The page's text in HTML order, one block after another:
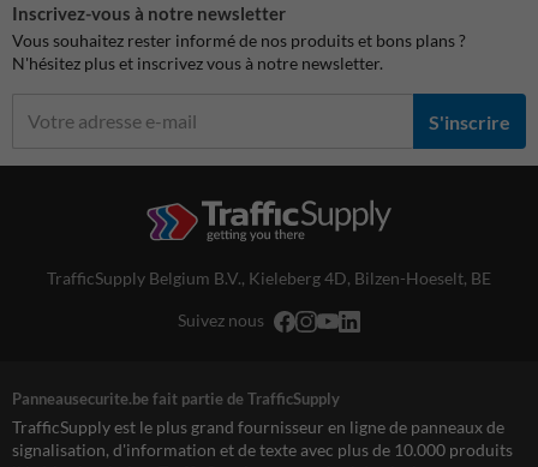
Inscrivez-vous à notre newsletter
Vous souhaitez rester informé de nos produits et bons plans ?
N'hésitez plus et inscrivez vous à notre newsletter.
S'inscrire
TrafficSupply Belgium B.V., Kieleberg 4D, Bilzen-Hoeselt, BE
Suivez nous
Panneausecurite.be fait partie de TrafficSupply
TrafficSupply est le plus grand fournisseur en ligne de panneaux de
signalisation, d'information et de texte avec plus de 10.000 produits